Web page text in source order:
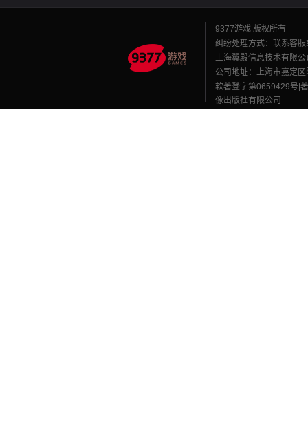
9377游戏 版权所有
纠纷处理方式：联系客服
上海翼殿信息技术有限
公司地址：上海市嘉定
软著登字第0659429号|
像出版社有限公司